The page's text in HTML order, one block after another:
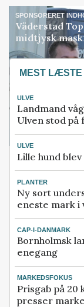
SPONSORERET
Väderstad
midtjysk
MEST LÆSTE
ULVE
Landmand
Ulven stod
ULVE
Lille hund
PLANTER
Ny sort
eneste mark i
CAP-I-DANMARK
Bornholmsk
enegang
MARKEDSFOKUS
Prisgab på 20
presser